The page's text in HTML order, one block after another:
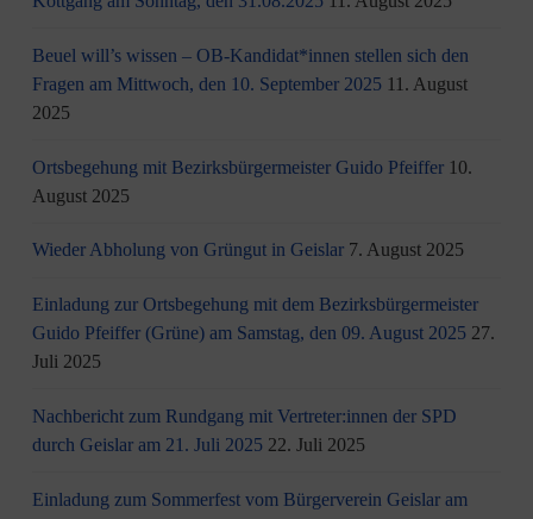
Beuel will’s wissen – OB-Kandidat*innen stellen sich den
Fragen am Mittwoch, den 10. September 2025 11. August
2025
Ortsbegehung mit Bezirksbürgermeister Guido Pfeiffer 10.
August 2025
Wieder Abholung von Grüngut in Geislar 7. August 2025
Einladung zur Ortsbegehung mit dem Bezirksbürgermeister
Guido Pfeiffer (Grüne) am Samstag, den 09. August 2025 27.
Juli 2025
Nachbericht zum Rundgang mit Vertreter:innen der SPD
durch Geislar am 21. Juli 2025 22. Juli 2025
Einladung zum Sommerfest vom Bürgerverein Geislar am